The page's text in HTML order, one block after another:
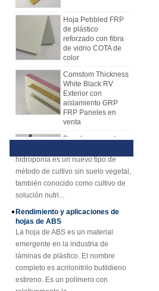
Hoja Pebbled FRP
de plástico
reforzado con fibra
de vidrio COTA de
color
Comstom Thickness
White Black RV
Exterior con
aislamiento GRP
FRP Paneles en
venta
Panel compuesto
reforzado con fibra
de espuma de
plástico para
remolques
con fibra de vidrio
25 mm de grosor
Perfiles plásticos
reforzados fibra de
vidrio del haz de
canal del tubo Rod
de Cuomized
pisos FRP y se utilizan como dos
capas de la parte inferior y superior,
además del papel de controlar el
peso, y también tienen buena
resistencia al impacto. La capa
intermedia utiliza diferentes tipos de
materiales de núcleo, como
material de núcleo de panal PP,
material de núcleo XPS, material de
núcleo de PU, etc.
Las diferencias entre la hoja de
mecanismo de FRP y las hojas de
Lay Lay-up
Al comienzo de la industria, la
mano de obra generalmente se
usaba para fabricar FRP, pero la
mayoría de los fabricantes usan la
línea de producción para producir
hojas de FRP ahora. La hoja de
mecanismo de FRP reemplazó
gradualmente la hoja de colocación
de la mano. La hoja de mecanismo
sobre la colocación de la mano. La
placa del mecanismo FRP tiene
una calidad estable y un espesor
uniforme. Superficie rentable,
ordenada y brillante.
Técnica y ventajas de la
descripción hidroponía
1) Descripción hidropónicaLa
método de cultivo sin suelo vegetal,
también conocido como cultivo de
solución nutri...
hojas de ABS
La hoja de ABS es un material
emergente en la industria de
láminas de plástico. El nombre
completo es acrilonitrilo butildieno
estireno. Es un polímero con
relativamente la ...